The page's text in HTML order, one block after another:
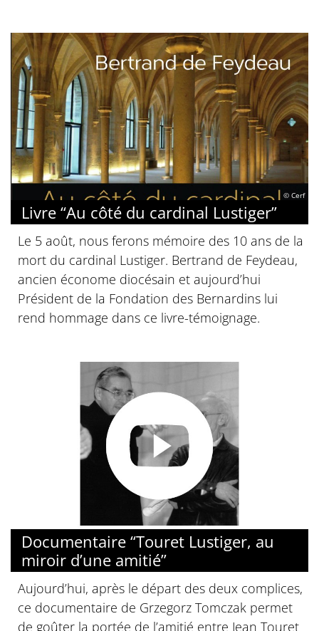
© Cerf
Livre “Au côté du cardinal Lustiger”
Le 5 août, nous ferons mémoire des 10 ans de la
mort du cardinal Lustiger. Bertrand de Feydeau,
ancien économe diocésain et aujourd’hui
Président de la Fondation des Bernardins lui
rend hommage dans ce livre-témoignage.
Documentaire “Touret Lustiger, au
miroir d’une amitié”
Aujourd’hui, après le départ des deux complices,
ce documentaire de Grzegorz Tomczak permet
de goûter la portée de l’amitié entre Jean Touret